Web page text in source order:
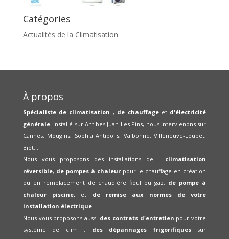
Catégories
Actualités de la Climatisation
À propos
Spécialiste de climatisation , de chauffageet d'électricité
générale installé sur Antibes Juan Les Pins, nous intervienons sur
Cannes, Mougins, Sophia Antipolis, Valbonne, Villeneuve-Loubet,
Biot...
Nous vous proposons des installations de : climatisation
réversible, de pompes à chaleurpour le chauffage en création
ou en remplacement de chaudière fioul ou gaz, de pompe à
chaleur piscine, et de remise aux normes de votre
installation électrique.
Nous vous proposons aussi des contrats d'entretien pour votre
système de clim , des dépannages frigorifiquessur